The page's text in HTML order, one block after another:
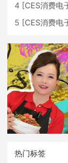
4 [CES消费电
5 [CES消费电
热门标签